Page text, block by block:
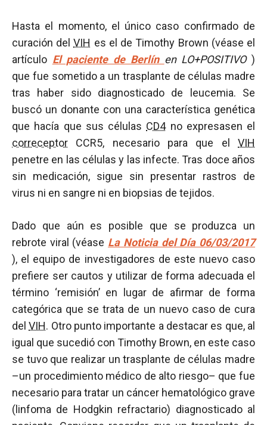
Hasta el momento, el único caso confirmado de
curación delVIH es el de Timothy Brown (véase el
artículo El paciente de Berlín en LO+POSITIVO)
que fue sometido a un trasplante de células madre
tras haber sido diagnosticado de leucemia. Se
buscó un donante con una característica genética
que hacía que sus células CD4no expresasen el
correceptor CCR5, necesario para que el VIH
penetre en las células y las infecte. Tras doce años
sin medicación, sigue sin presentar rastros de
virus ni en sangre ni en biopsias de tejidos.
Dado que aún es posible que se produzca un
rebrote viral (véase La Noticia del Día 06/03/2017
), el equipo de investigadores de este nuevo caso
prefiere ser cautos y utilizar de forma adecuada el
término ‘remisión’ en lugar de afirmar de forma
categórica que se trata de un nuevo caso de cura
delVIH. Otro punto importante a destacar es que, al
igual que sucedió con Timothy Brown, en este caso
se tuvo que realizar un trasplante de células madre
–un procedimiento médico de alto riesgo– que fue
necesario para tratar un cáncer hematológico grave
(linfoma de Hodgkin refractario) diagnosticado al